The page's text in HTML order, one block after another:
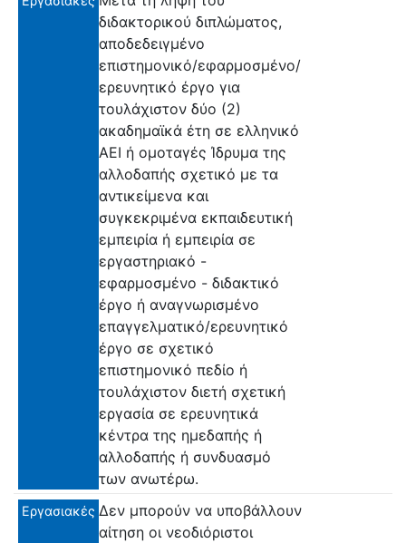
διδακτορικού διπλώματος,
αποδεδειγμένο
επιστημονικό/εφαρμοσμένο/
ερευνητικό έργο για
τουλάχιστον δύο (2)
ακαδημαϊκά έτη σε ελληνικό
ΑΕΙ ή ομοταγές Ίδρυμα της
αλλοδαπής σχετικό με τα
αντικείμενα και
συγκεκριμένα εκπαιδευτική
εμπειρία ή εμπειρία σε
εργαστηριακό -
εφαρμοσμένο - διδακτικό
έργο ή αναγνωρισμένο
επαγγελματικό/ερευνητικό
έργο σε σχετικό
επιστημονικό πεδίο ή
τουλάχιστον διετή σχετική
εργασία σε ερευνητικά
κέντρα της ημεδαπής ή
αλλοδαπής ή συνδυασμό
των ανωτέρω.
Εργασιακές Δεν μπορούν να υποβάλλουν
αίτηση οι νεοδιόριστοι